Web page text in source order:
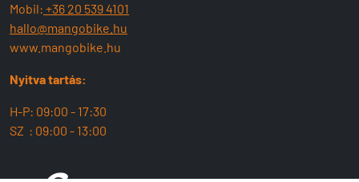
Mobil: +36 20 539 4101
hallo@mangobike.hu
www.mangobike.hu
Nyitva tartás:
H-P: 09:00 - 17:30
SZ : 09:00 - 13:00